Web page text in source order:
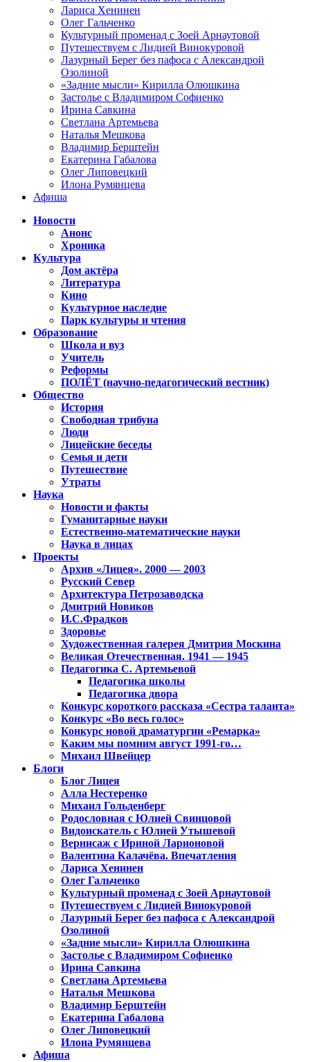
Лариса Хенинен
Олег Гальченко
Культурный променад с Зоей Арнаутовой
Путешествуем с Лидией Винокуровой
Лазурный Берег без пафоса с Александрой
Озолиной
«Задние мысли» Кирилла Олюшкина
Застолье с Владимиром Софиенко
Ирина Савкина
Светлана Артемьева
Наталья Мешкова
Владимир Берштейн
Екатерина Габалова
Олег Липовецкий
Илона Румянцева
Афиша
Новости
Анонс
Хроника
Культура
Дом актёра
Литература
Кино
Культурное наследие
Парк культуры и чтения
Образование
Школа и вуз
Учитель
Реформы
ПОЛЁТ (научно-педагогический вестник)
Общество
История
Свободная трибуна
Люди
Лицейские беседы
Семья и дети
Путешествие
Утраты
Наука
Новости и факты
Гуманитарные науки
Естественно-математические науки
Наука в лицах
Проекты
Архив «Лицея». 2000 — 2003
Русский Север
Архитектура Петрозаводска
Дмитрий Новиков
И.С.Фрадков
Здоровье
Художественная галерея Дмитрия Москина
Великая Отечественная. 1941 — 1945
Педагогика С. Артемьевой
Педагогика школы
Педагогика двора
Конкурс короткого рассказа «Сестра таланта»
Конкурс «Во весь голос»
Конкурс новой драматургии «Ремарка»
Каким мы помним август 1991-го…
Михаил Швейцер
Блоги
Блог Лицея
Алла Нестеренко
Михаил Гольденберг
Родословная с Юлией Свинцовой
Видоискатель с Юлией Утышевой
Вернисаж с Ириной Ларионовой
Валентина Калачёва. Впечатления
Лариса Хенинен
Олег Гальченко
Культурный променад с Зоей Арнаутовой
Путешествуем с Лидией Винокуровой
Лазурный Берег без пафоса с Александрой
Озолиной
«Задние мысли» Кирилла Олюшкина
Застолье с Владимиром Софиенко
Ирина Савкина
Светлана Артемьева
Наталья Мешкова
Владимир Берштейн
Екатерина Габалова
Олег Липовецкий
Илона Румянцева
Афиша